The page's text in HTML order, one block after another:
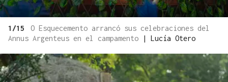
1/15
O Esquecemento arrancó sus celebraciones del
Annus Argenteus en el campamento
| Lucía Otero